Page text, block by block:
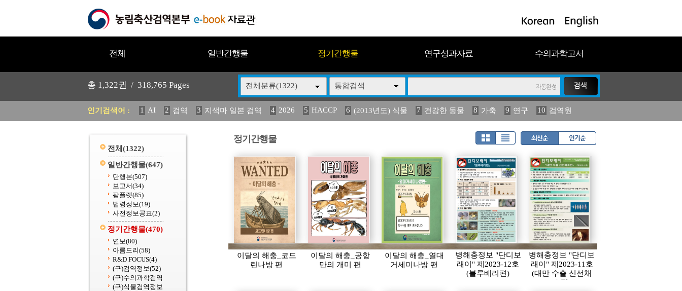
전체 일반간행물 정기간행물 연구성과자료 수의과학고서
총 1,322권 / 318,765 Pages 전체분류(1322) 통합검색
인기검색어 : 1 AI 2 검역 3 지색마 일본 검역 4 2026 5 HACCP 6 (2013년도) 식물 7 건강한 동물 8 가축 9 연구 10 검역원
11 2025 12 중독성 식물 도감 13 媛 異 14 (2013년도) 식 15 구제역 16 관리 17 연보 18 2023 19 농림수산
전체 (1322)
일반간행물(647)
단행본(507)
보고서(34)
팜플렛(85)
법령정보(19)
사전정보공표(2)
정기간행물(470)
연보(80)
아름드리(58)
R&D FOCUS(4)
(구)검역정보(52)
(구)수의과학검역
(구)식물검역정보
정기간행물
이달의 해충_코드
린나방 편
이달의 해충_공항
만의 개미 편
이달의 해충_열대
거세미나방 편
병해충정보 "단디보
래이" 제2023-12호
(블루베리편)
병해충정보 "단디보
래이" 제2023-11호
(대만 수출 신선채
소편)